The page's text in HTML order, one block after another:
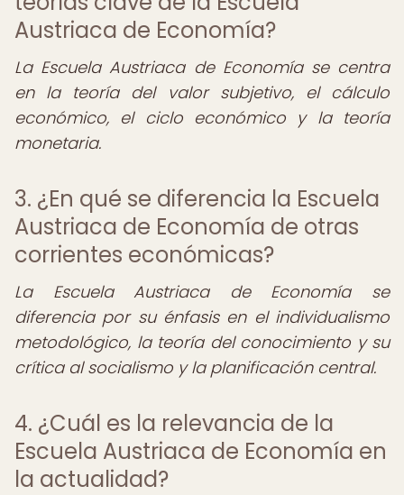
Austriaca de Economía?
La Escuela Austriaca de Economía se centra
en la teoría del valor subjetivo, el cálculo
económico, el ciclo económico y la teoría
monetaria.
3. ¿En qué se diferencia la Escuela
Austriaca de Economía de otras
corrientes económicas?
La Escuela Austriaca de Economía se
diferencia por su énfasis en el individualismo
metodológico, la teoría del conocimiento y su
crítica al socialismo y la planificación central.
4. ¿Cuál es la relevancia de la
Escuela Austriaca de Economía en
la actualidad?